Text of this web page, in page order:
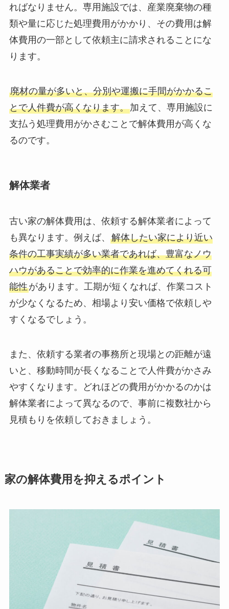
ればなりません。専用施設では、産業廃棄物の種
類や量に応じた処理費用がかかり、その費用は解
体費用の一部として依頼主に請求されることにな
ります。
廃材の量が多いと、分別や運搬に手間がかかるこ
とで人件費が高くなります。加えて、専用施設に
支払う処理費用がかさむことで解体費用が高くな
るのです。
解体業者
古い家の解体費用は、依頼する解体業者によって
も異なります。例えば、 解体したい家により近い
条件の工事実績が多い業者であれば、豊富なノウ
ハウがあることで効率的に作業を進めてくれる可
能性があります。工期が短くなれば、作業コスト
が少なくなるため、相場より安い価格で依頼しや
すくなるでしょう。
また、依頼する業者の事務所と現場との距離が遠
いと、移動時間が長くなることで人件費がかさみ
やすくなります。どれほどの費用がかかるのかは
解体業者によって異なるので、事前に複数社から
見積もりを依頼しておきましょう。
家の解体費用を抑えるポイント